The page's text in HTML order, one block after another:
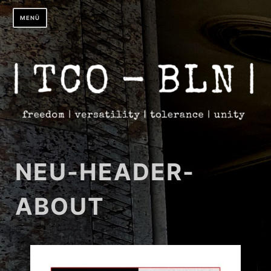
Zum
Inhalt
springen
MENÜ
NEU-HEADER-
ABOUT